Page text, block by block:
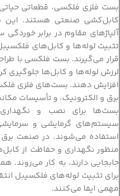
بست‌ فلزی فلکسی، قطعاتی
کابل‌کشی صنعتی هستند. این
آلیاژهای مقاوم در برابر
تثبیت لوله‌ها و کابل‌های
قرار می‌گیرند. بست فلکسی با
لرزش لوله‌ها و کابل‌ها جلوگیری
افزایش دهند. بست‌های فلزی
برق و الکترونیک، و تأسیسات
بست‌ها برای نصب و نگهداری
سیستم‌های گرمایشی و
استفاده می‌شوند. در صنعت
منظور نگهداری و حفاظت از
جابجایی دارند، به کار
برای تثبیت لوله‌های فلکسیبل
مهمی ایفا می‌کنند.